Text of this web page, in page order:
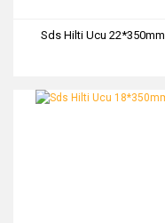
Sds Hilti Ucu 22*350mm